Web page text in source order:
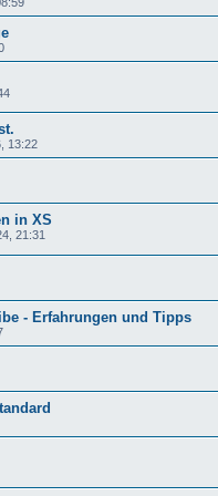
13:22
in XS
21:31
- Erfahrungen und Tipps